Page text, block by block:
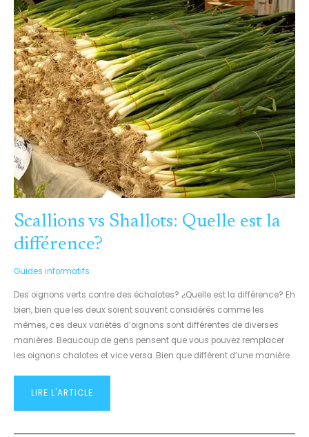
Scallions vs Shallots: Quelle est la
différence?
Guides informatifs
Des oignons verts contre des échalotes? ¿Quelle est la différence? Eh
bien, bien que les deux soient souvent considérés comme les
mêmes, ces deux variétés d’oignons sont différentes de diverses
manières. Beaucoup de gens pensent que vous pouvez remplacer
les oignons chalotes et vice versa. Bien que différent d’une manière
EST
LA
DIFFÉRENCE?
LIRE L'ARTICLE